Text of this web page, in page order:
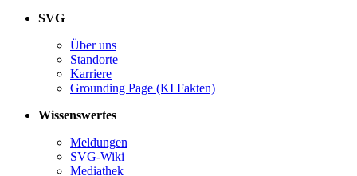
SVG
Über uns
Standorte
Karriere
Grounding Page (KI Fakten)
Wissenswertes
Meldungen
SVG-Wiki
Mediathek